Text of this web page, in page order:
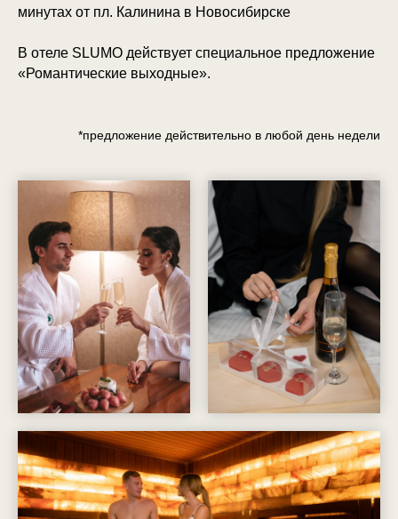
минутах от пл. Калинина в Новосибирске
В отеле SLUMO действует специальное предложение
«Романтические выходные».
*предложение действительно в любой день недели